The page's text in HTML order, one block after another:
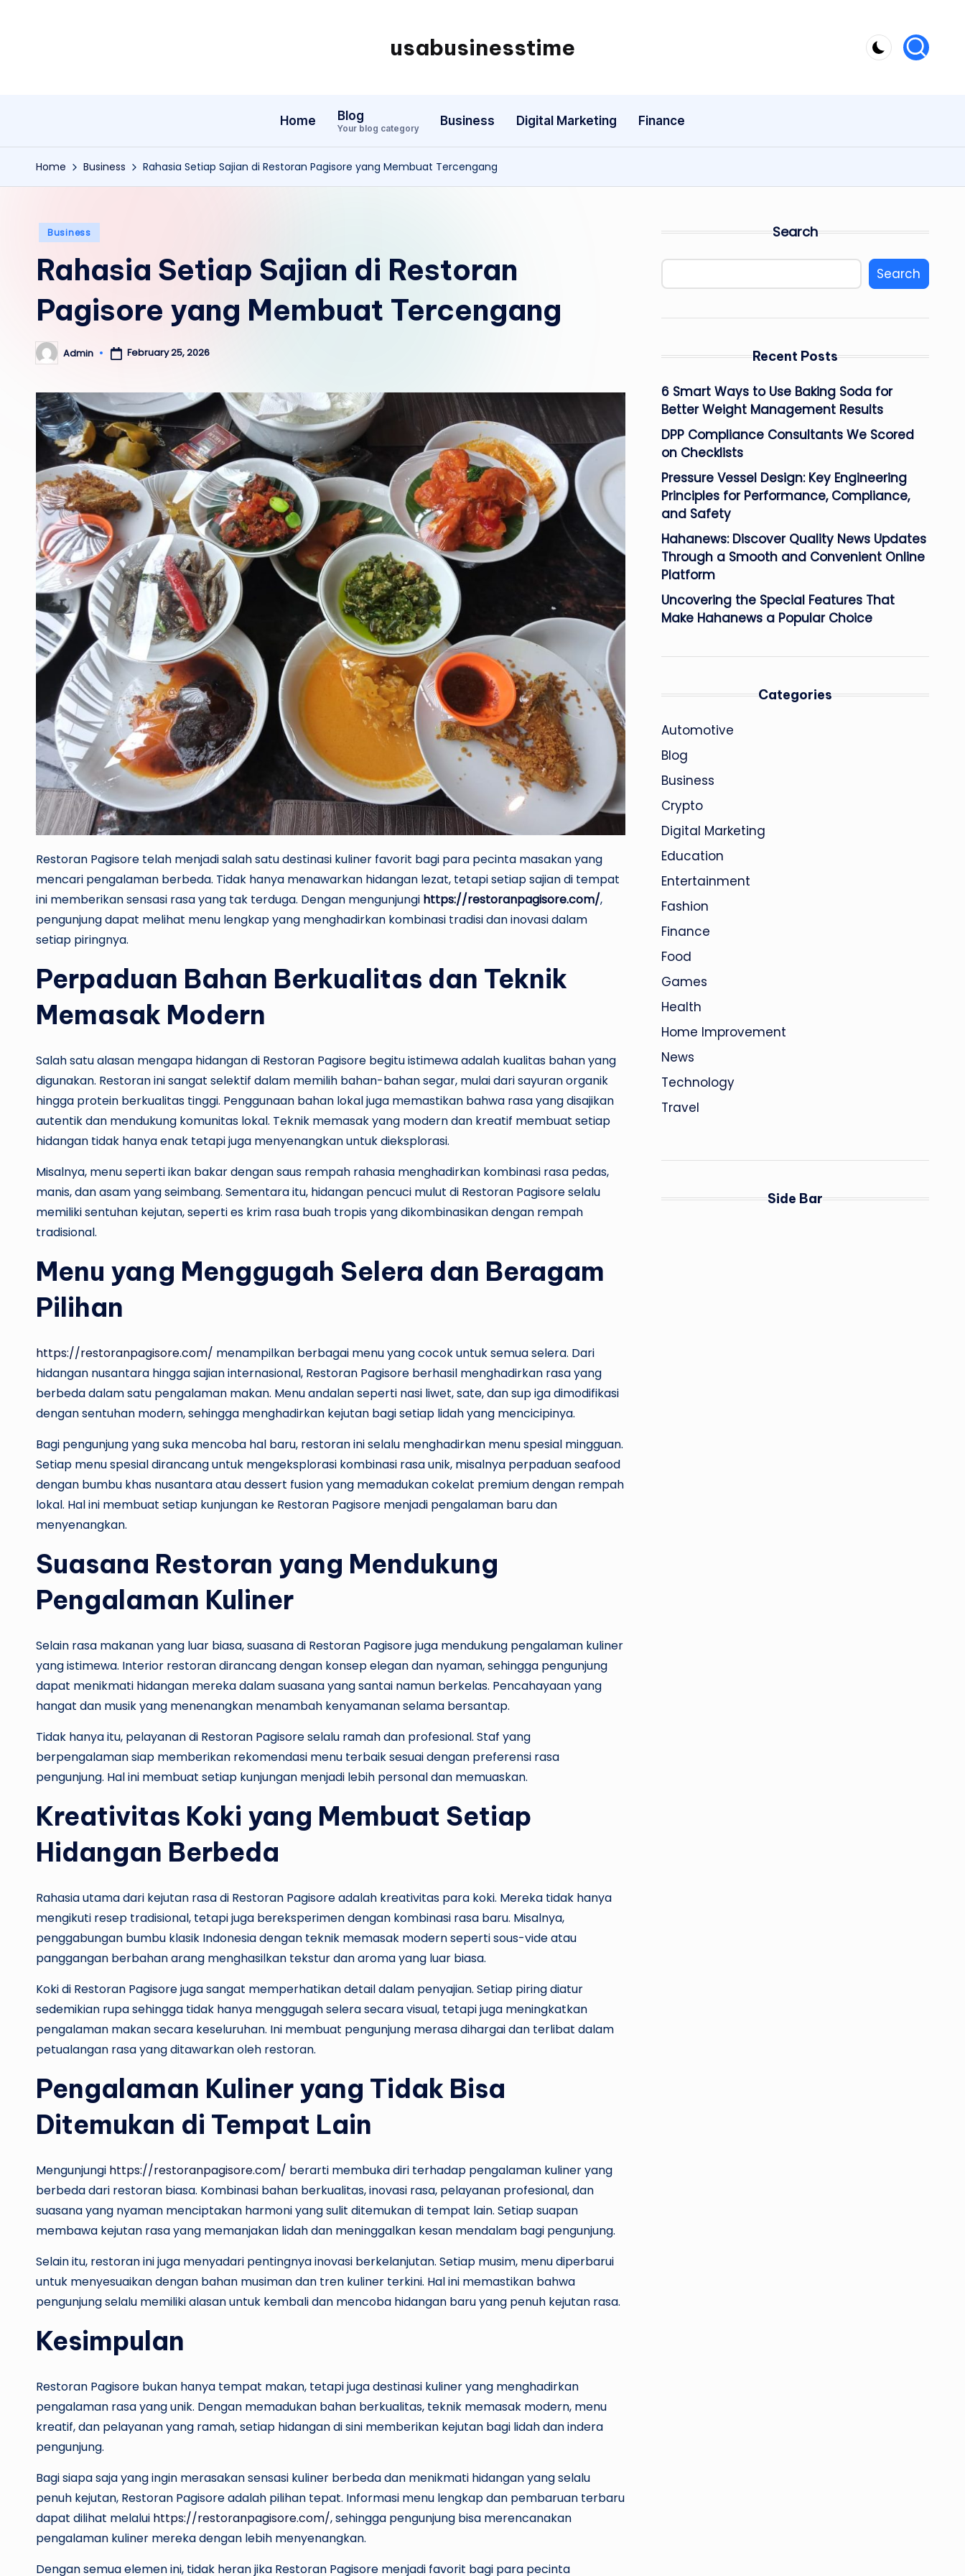
usabusinesstime
Home Blog
Your blog category
Business Digital Marketing Finance
Home Business Rahasia Setiap Sajian di Restoran Pagisore yang Membuat Tercengang
Posted
Business
Rahasia Setiap Sajian di Restoran
Pagisore yang Membuat Tercengang
Posted
by
Admin February 25, 2026
Restoran Pagisore telah menjadi salah satu destinasi kuliner favorit bagi para pecinta masakan yang
mencari pengalaman berbeda. Tidak hanya menawarkan hidangan lezat, tetapi setiap sajian di tempat
ini memberikan sensasi rasa yang tak terduga. Dengan mengunjungi https://restoranpagisore.com/,
pengunjung dapat melihat menu lengkap yang menghadirkan kombinasi tradisi dan inovasi dalam
setiap piringnya.
Perpaduan Bahan Berkualitas dan Teknik
Memasak Modern
Salah satu alasan mengapa hidangan di Restoran Pagisore begitu istimewa adalah kualitas bahan yang
digunakan. Restoran ini sangat selektif dalam memilih bahan-bahan segar, mulai dari sayuran organik
hingga protein berkualitas tinggi. Penggunaan bahan lokal juga memastikan bahwa rasa yang disajikan
autentik dan mendukung komunitas lokal. Teknik memasak yang modern dan kreatif membuat setiap
hidangan tidak hanya enak tetapi juga menyenangkan untuk dieksplorasi.
Misalnya, menu seperti ikan bakar dengan saus rempah rahasia menghadirkan kombinasi rasa pedas,
manis, dan asam yang seimbang. Sementara itu, hidangan pencuci mulut di Restoran Pagisore selalu
memiliki sentuhan kejutan, seperti es krim rasa buah tropis yang dikombinasikan dengan rempah
tradisional.
Menu yang Menggugah Selera dan Beragam
Pilihan
https://restoranpagisore.com/ menampilkan berbagai menu yang cocok untuk semua selera. Dari
hidangan nusantara hingga sajian internasional, Restoran Pagisore berhasil menghadirkan rasa yang
berbeda dalam satu pengalaman makan. Menu andalan seperti nasi liwet, sate, dan sup iga dimodifikasi
dengan sentuhan modern, sehingga menghadirkan kejutan bagi setiap lidah yang mencicipinya.
Bagi pengunjung yang suka mencoba hal baru, restoran ini selalu menghadirkan menu spesial mingguan.
Setiap menu spesial dirancang untuk mengeksplorasi kombinasi rasa unik, misalnya perpaduan seafood
dengan bumbu khas nusantara atau dessert fusion yang memadukan cokelat premium dengan rempah
lokal. Hal ini membuat setiap kunjungan ke Restoran Pagisore menjadi pengalaman baru dan
menyenangkan.
Suasana Restoran yang Mendukung
Pengalaman Kuliner
Selain rasa makanan yang luar biasa, suasana di Restoran Pagisore juga mendukung pengalaman kuliner
yang istimewa. Interior restoran dirancang dengan konsep elegan dan nyaman, sehingga pengunjung
dapat menikmati hidangan mereka dalam suasana yang santai namun berkelas. Pencahayaan yang
hangat dan musik yang menenangkan menambah kenyamanan selama bersantap.
Tidak hanya itu, pelayanan di Restoran Pagisore selalu ramah dan profesional. Staf yang
berpengalaman siap memberikan rekomendasi menu terbaik sesuai dengan preferensi rasa
pengunjung. Hal ini membuat setiap kunjungan menjadi lebih personal dan memuaskan.
Kreativitas Koki yang Membuat Setiap
Hidangan Berbeda
Rahasia utama dari kejutan rasa di Restoran Pagisore adalah kreativitas para koki. Mereka tidak hanya
mengikuti resep tradisional, tetapi juga bereksperimen dengan kombinasi rasa baru. Misalnya,
penggabungan bumbu klasik Indonesia dengan teknik memasak modern seperti sous-vide atau
panggangan berbahan arang menghasilkan tekstur dan aroma yang luar biasa.
Koki di Restoran Pagisore juga sangat memperhatikan detail dalam penyajian. Setiap piring diatur
sedemikian rupa sehingga tidak hanya menggugah selera secara visual, tetapi juga meningkatkan
pengalaman makan secara keseluruhan. Ini membuat pengunjung merasa dihargai dan terlibat dalam
petualangan rasa yang ditawarkan oleh restoran.
Pengalaman Kuliner yang Tidak Bisa
Ditemukan di Tempat Lain
Mengunjungi https://restoranpagisore.com/ berarti membuka diri terhadap pengalaman kuliner yang
berbeda dari restoran biasa. Kombinasi bahan berkualitas, inovasi rasa, pelayanan profesional, dan
suasana yang nyaman menciptakan harmoni yang sulit ditemukan di tempat lain. Setiap suapan
membawa kejutan rasa yang memanjakan lidah dan meninggalkan kesan mendalam bagi pengunjung.
Selain itu, restoran ini juga menyadari pentingnya inovasi berkelanjutan. Setiap musim, menu diperbarui
untuk menyesuaikan dengan bahan musiman dan tren kuliner terkini. Hal ini memastikan bahwa
pengunjung selalu memiliki alasan untuk kembali dan mencoba hidangan baru yang penuh kejutan rasa.
Kesimpulan
Restoran Pagisore bukan hanya tempat makan, tetapi juga destinasi kuliner yang menghadirkan
pengalaman rasa yang unik. Dengan memadukan bahan berkualitas, teknik memasak modern, menu
kreatif, dan pelayanan yang ramah, setiap hidangan di sini memberikan kejutan bagi lidah dan indera
pengunjung.
Bagi siapa saja yang ingin merasakan sensasi kuliner berbeda dan menikmati hidangan yang selalu
penuh kejutan, Restoran Pagisore adalah pilihan tepat. Informasi menu lengkap dan pembaruan terbaru
dapat dilihat melalui https://restoranpagisore.com/, sehingga pengunjung bisa merencanakan
pengalaman kuliner mereka dengan lebih menyenangkan.
Dengan semua elemen ini, tidak heran jika Restoran Pagisore menjadi favorit bagi para pecinta
Search
Search
Recent Posts
6 Smart Ways to Use Baking Soda for
Better Weight Management Results
DPP Compliance Consultants We Scored
on Checklists
Pressure Vessel Design: Key Engineering
Principles for Performance, Compliance,
and Safety
Hahanews: Discover Quality News Updates
Through a Smooth and Convenient Online
Platform
Uncovering the Special Features That
Make Hahanews a Popular Choice
Categories
Automotive
Blog
Business
Crypto
Digital Marketing
Education
Entertainment
Fashion
Finance
Food
Games
Health
Home Improvement
News
Technology
Travel
Side Bar